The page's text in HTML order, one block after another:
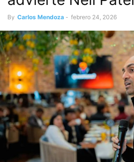
By Carlos Mendoza - febrero 24, 2026